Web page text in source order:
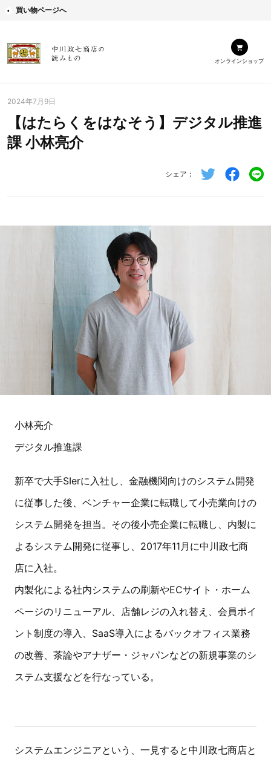
買い物ページへ
オンラインショップ
2024年7月9日
【はたらくをはなそう】デジタル推進
課 小林亮介
シェア
小林亮介
デジタル推進課
新卒で大手SIerに入社し、金融機関向けのシステム開発
に従事した後、ベンチャー企業に転職して小売業向けの
システム開発を担当。その後小売企業に転職し、内製に
よるシステム開発に従事し、2017年11月に中川政七商
店に入社。
内製化による社内システムの刷新やECサイト・ホーム
ページのリニューアル、店舗レジの入れ替え、会員ポイ
ント制度の導入、SaaS導入によるバックオフィス業務
の改善、茶論やアナザー・ジャパンなどの新規事業のシ
ステム支援などを行なっている。
システムエンジニアという、一見すると中川政七商店と